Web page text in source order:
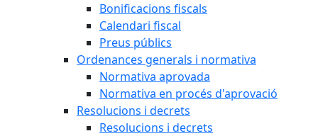
Bonificacions fiscals
Calendari fiscal
Preus públics
Ordenances generals i normativa
Normativa aprovada
Normativa en procés d'aprovació
Resolucions i decrets
Resolucions i decrets